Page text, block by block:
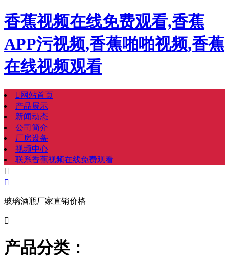
香蕉视频在线免费观看,香蕉
APP污视频,香蕉啪啪视频,香蕉
在线视频观看
 网站首页
产品展示
新闻动态
公司简介
厂房设备
视频中心
联系香蕉视频在线免费观看


玻璃酒瓶厂家直销价格

产品分类：